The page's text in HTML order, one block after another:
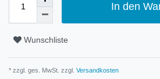
In den
Wunschliste
* zzgl. ges. MwSt. zzgl. Versandkosten